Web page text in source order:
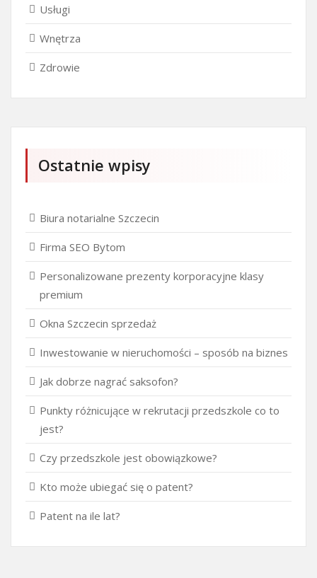
Usługi
Wnętrza
Zdrowie
Ostatnie wpisy
Biura notarialne Szczecin
Firma SEO Bytom
Personalizowane prezenty korporacyjne klasy
premium
Okna Szczecin sprzedaż
Inwestowanie w nieruchomości – sposób na biznes
Jak dobrze nagrać saksofon?
Punkty różnicujące w rekrutacji przedszkole co to
jest?
Czy przedszkole jest obowiązkowe?
Kto może ubiegać się o patent?
Patent na ile lat?